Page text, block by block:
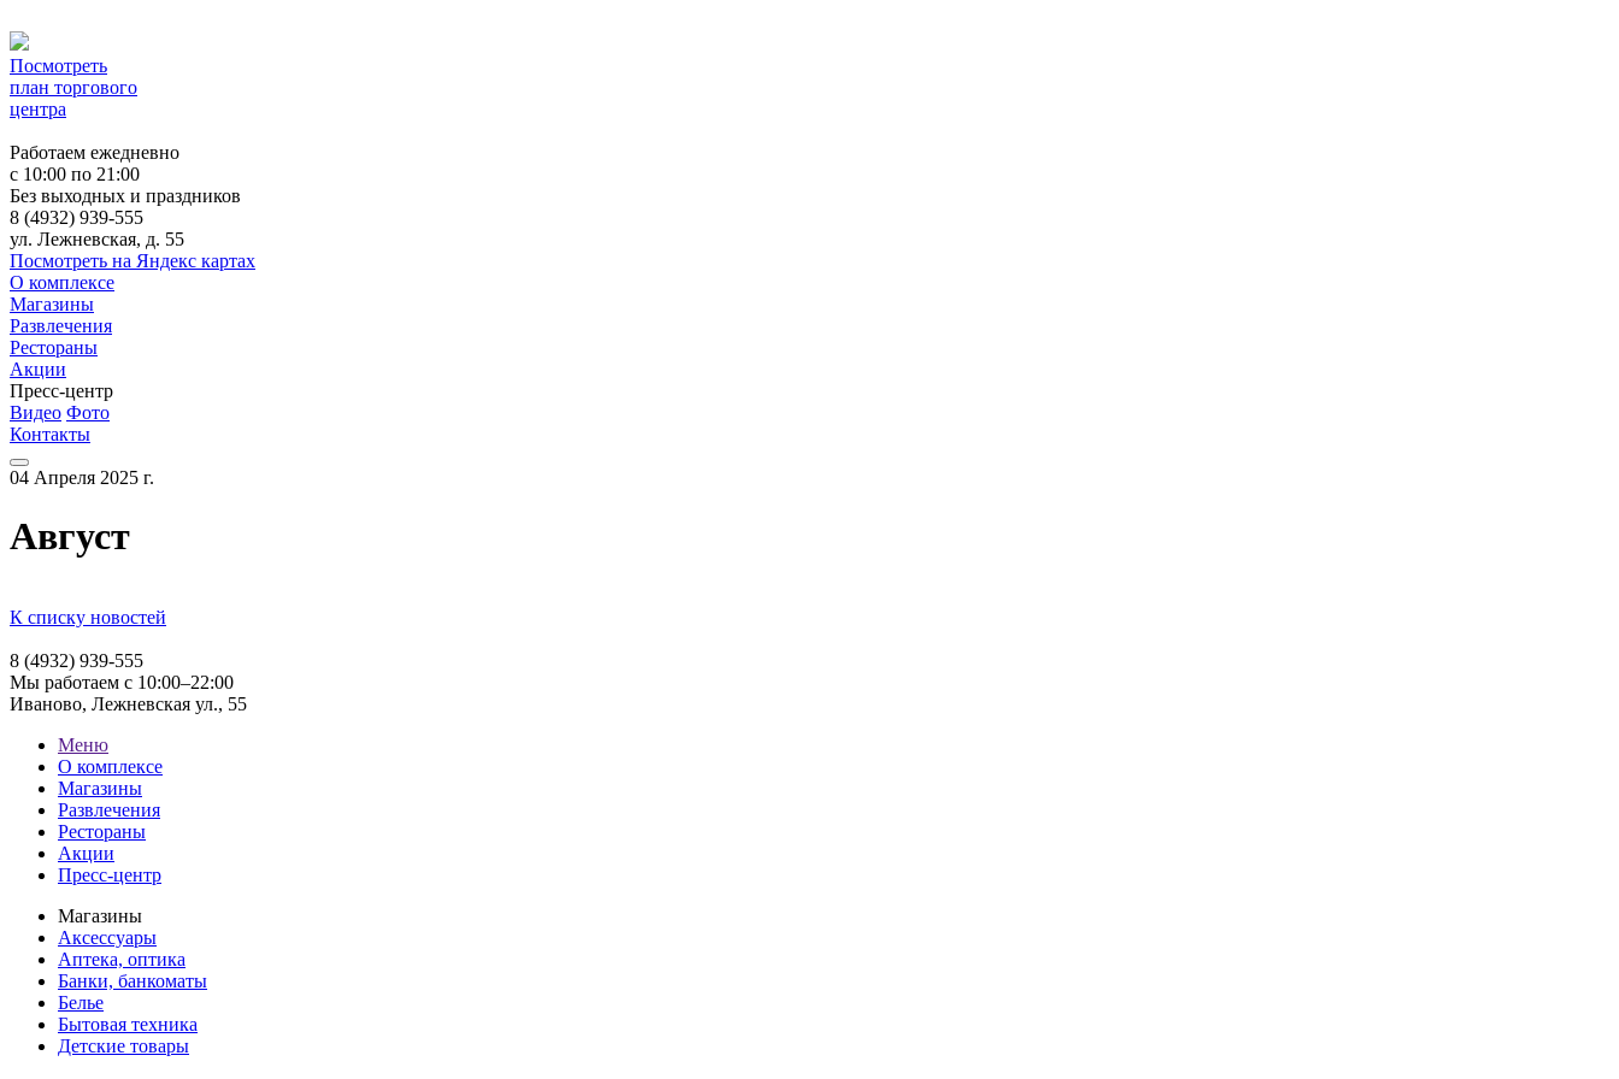
Посмотреть
план торгового
центра
Работаем ежедневно
c 10:00 по 21:00
Без выходных и праздников
8 (4932) 939-555
ул. Лежневская, д. 55
Посмотреть на Яндекс картах
О комплексе
Магазины
Развлечения
Рестораны
Акции
Пресс-центр
Видео Фото
Контакты
04 Апреля 2025 г.
Август
К списку новостей
8 (4932) 939-555
Мы работаем с 10:00–22:00
Иваново, Лежневская ул., 55
Меню
О комплексе
Магазины
Развлечения
Рестораны
Акции
Пресс-центр
Магазины
Аксессуары
Аптека, оптика
Банки, банкоматы
Белье
Бытовая техника
Детские товары